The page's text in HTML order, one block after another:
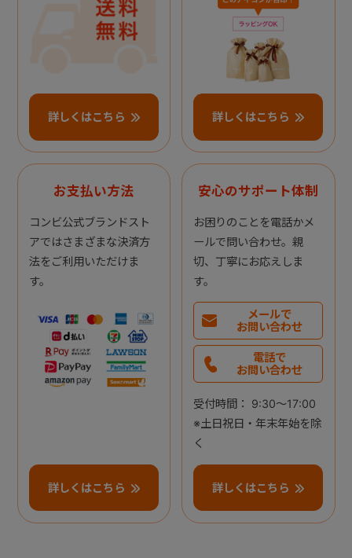
詳しくはこちら 詳しくはこちら
お支払い方法
コンビ公式ブランドスト
アではさまざまな決済方
法をご利用いただけま
す。
詳しくはこちら
安心のサポート体制
お困りのことを電話かメ
ールで問い合わせ。親
切、丁寧にお応えしま
す。
メールで
お問い合わせ
電話で
お問い合わせ
受付時間： 9:30～17:00
※土日祝日・年末年始を除
く
詳しくはこちら